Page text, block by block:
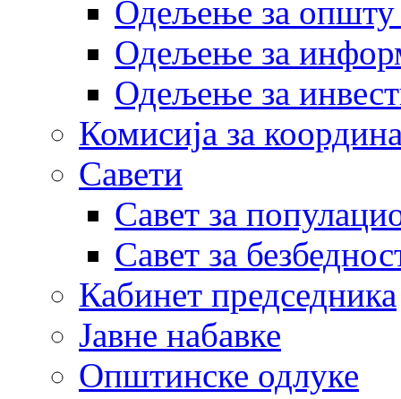
Одељење за општу
Одељење за
Одељење за
Комисија за
Савети
Савет за
Савет за
Кабинет председника
Јавне набавке
Општинске одлуке